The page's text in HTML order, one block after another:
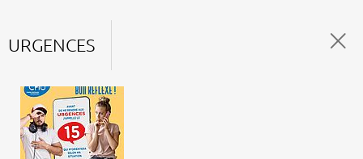
URGENCES